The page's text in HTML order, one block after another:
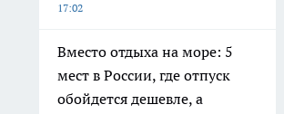
17:02
Вместо отдыха на море: 5
мест в России, где отпуск
обойдется дешевле, а